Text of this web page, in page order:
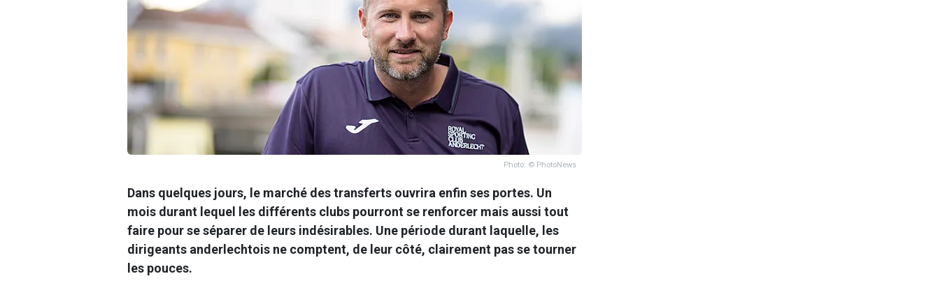
Photo: © PhotoNews
Dans quelques jours, le marché des transferts ouvrira enfin ses portes. Un
mois durant lequel les différents clubs pourront se renforcer mais aussi tout
faire pour se séparer de leurs indésirables. Une période durant laquelle, les
dirigeants anderlechtois ne comptent, de leur côté, clairement pas se tourner
les pouces.